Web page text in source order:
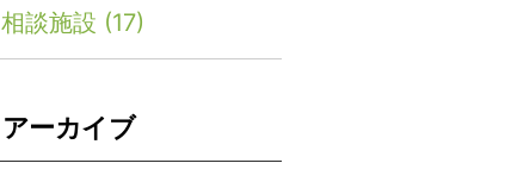
相談施設 (17)
アーカイブ